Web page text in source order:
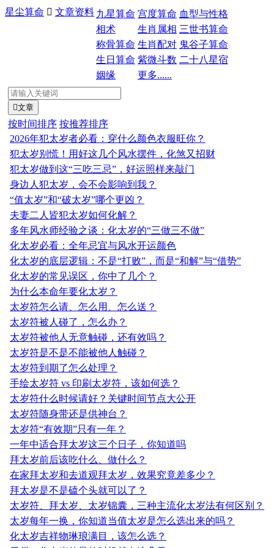
星尘算命  文章资料 九星算命 宫度算命 血型与性格
相术
生肖属相 三世书算命
称骨算命 生肖配对 鬼谷子算命
生日算命 紫微斗数 二十八星宿
姻缘
更多......
文章
按时间排序 按推荐排序
2026年犯太岁者必看：穿什么颜色衣服旺你？
犯太岁别慌！用好这几个风水摆件，化煞又招财
犯太岁做到这“三吃三忌”，好运照样来敲门
身边人犯太岁，会不会影响到我？
“值太岁”和“破太岁”哪个更凶？
夫妻二人皆犯太岁如何化解？
多年风水师经验之谈：化太岁的“三做三不做”
化太岁必看：全年忌宜与风水开运颜色
化太岁的底层逻辑：不是“打败”，而是“和解”与“借势”
化太岁的常见误区，你中了几个？
为什么本命年要化太岁？
太岁符怎么请、怎么用、怎么送？
太岁符被人碰了，怎么办？
太岁符被他人无意触碰，还有效吗？
太岁符是不是不能被他人触碰？
太岁符到期了怎么处理？
手绘太岁符 vs 印刷太岁符，该如何选？
太岁符什么时候请好？关键时间节点大公开
太岁符随身带还是供神台？
太岁符“有效期”只有一年？
一年中适合拜太岁这三个日子，你知道吗
拜太岁前后该吃什么、做什么？
在家拜太岁和去道观拜太岁，效果究竟差多少？
拜太岁是不是磕个头就可以了？
太岁符、拜太岁、太岁锦囊，三种主流化太岁法有何区别？
太岁每年一换，你知道当值太岁是怎么选出来的吗？
化太岁吉祥物琳琅满目，该怎么选？